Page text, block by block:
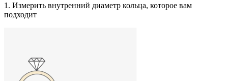
1. Измерить внутренний диаметр кольца, которое вам
подходит